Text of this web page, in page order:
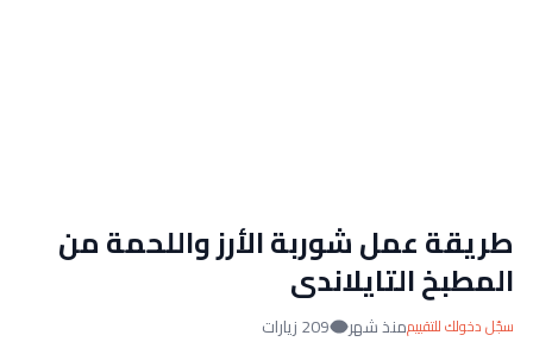
طريقة عمل شوربة الأرز واللحمة من
المطبخ التايلاندى
سجّل دخولك للتقييممنذ شهر 209 زيارات